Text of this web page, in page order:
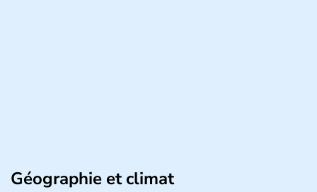
Géographie et climat